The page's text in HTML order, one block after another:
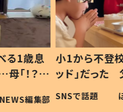
歳息
？」
編集部
小1から不登校、
ッド」だった 父
作り続ける理由
#令和の子
SNSで話題 ほ